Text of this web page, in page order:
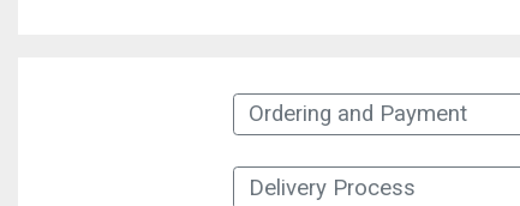
Ordering and Payment
Delivery Process